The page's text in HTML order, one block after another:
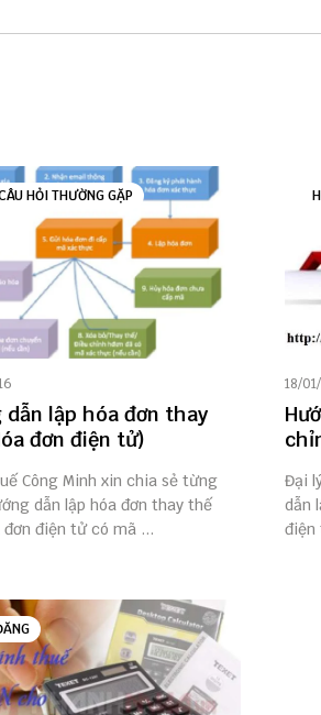
HỎI THƯỜNG GẶP
dẫn lập hóa đơn thay
đơn điện tử)
Công Minh xin chia sẻ từng
dẫn lập hóa đơn thay thế
đơn điện tử có mã ...
18/
Đại
dẫn
điện